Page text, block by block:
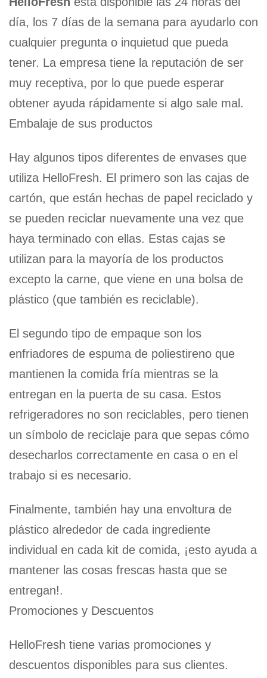
día, los 7 días de la semana para ayudarlo con
cualquier pregunta o inquietud que pueda
tener. La empresa tiene la reputación de ser
muy receptiva, por lo que puede esperar
obtener ayuda rápidamente si algo sale mal.
Embalaje de sus productos
Hay algunos tipos diferentes de envases que
utiliza HelloFresh. El primero son las cajas de
cartón, que están hechas de papel reciclado y
se pueden reciclar nuevamente una vez que
haya terminado con ellas. Estas cajas se
utilizan para la mayoría de los productos
excepto la carne, que viene en una bolsa de
plástico (que también es reciclable).
El segundo tipo de empaque son los
enfriadores de espuma de poliestireno que
mantienen la comida fría mientras se la
entregan en la puerta de su casa. Estos
refrigeradores no son reciclables, pero tienen
un símbolo de reciclaje para que sepas cómo
desecharlos correctamente en casa o en el
trabajo si es necesario.
Finalmente, también hay una envoltura de
plástico alrededor de cada ingrediente
individual en cada kit de comida, ¡esto ayuda a
mantener las cosas frescas hasta que se
entregan!.
Promociones y Descuentos
HelloFresh tiene varias promociones y
descuentos disponibles para sus clientes.